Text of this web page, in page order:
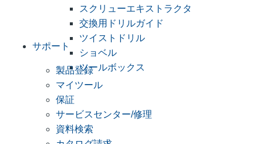
スクリューエキストラクタ
交換用ドリルガイド
ツイストドリル
ショベル
ツールボックス
サポート
製品登録
マイツール
保証
サービスセンター/修理
資料検索